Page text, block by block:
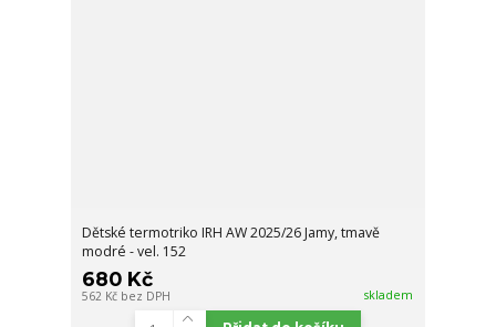
Dětské termotriko IRH AW 2025/26 Jamy, tmavě
modré - vel. 152
680 Kč
562 Kč bez DPH skladem